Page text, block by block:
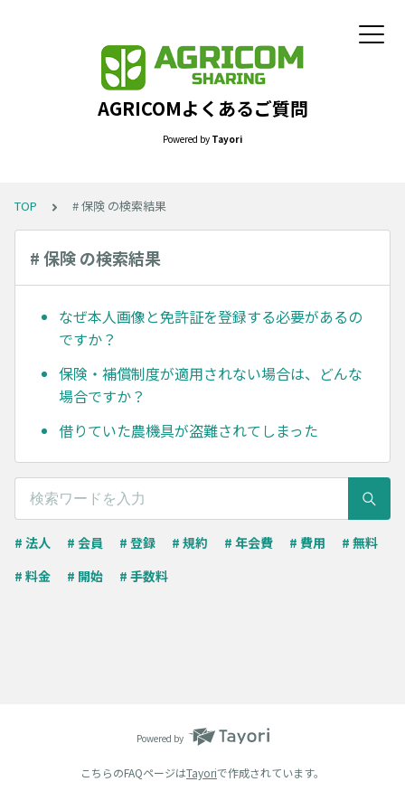
AGRICOMよくあるご質問
Powered by Tayori
TOP # 保険 の検索結果
# 保険 の検索結果
なぜ本人画像と免許証を登録する必要があるの
ですか？
保険・補償制度が適用されない場合は、どんな
場合ですか？
借りていた農機具が盗難されてしまった
# 法人 # 会員 # 登録 # 規約 # 年会費 # 費用
# 無料
# 料金
# 開始 # 手数料
Powered by
こちらのFAQページはTayoriで作成されています。